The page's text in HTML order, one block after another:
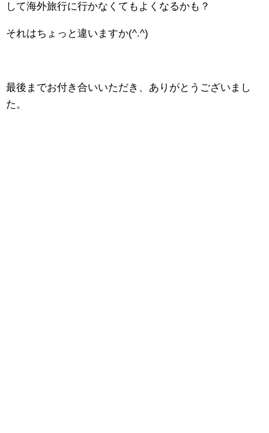
して海外旅行に行かなくてもよくなるかも？
それはちょっと違いますか(^.^)
最後までお付き合いいただき、ありがとうございまし
た。